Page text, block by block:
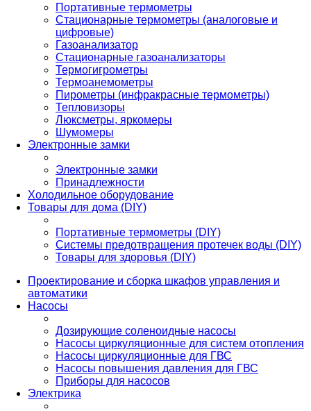
Портативные термометры
Стационарные термометры (аналоговые и
цифровые)
Газоанализатор
Стационарные газоанализаторы
Термогигрометры
Термоанемометры
Пирометры (инфракрасные термометры)
Тепловизоры
Люксметры, яркомеры
Шумомеры
Электронные замки
Электронные замки
Принадлежности
Холодильное оборудование
Товары для дома (DIY)
Портативные термометры (DIY)
Системы предотвращения протечек воды (DIY)
Товары для здоровья (DIY)
Проектирование и сборка шкафов управления и
автоматики
Насосы
Дозирующие соленоидные насосы
Насосы циркуляционные для систем отопления
Насосы циркуляционные для ГВС
Насосы повышения давления для ГВС
Приборы для насосов
Электрика